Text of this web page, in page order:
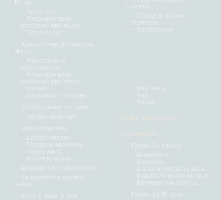
Мъже
Простата
Репродуктивни
проблеми при мъже
Потентност
Хранителни Добавки за
Жени
Менопауза и
Остеопороза
Репродуктивни
проблеми при жени
система
Сърце & Кръвно
налягане
Холестерол
Анемия
Кръвоносни съдове
Отделителна система
Здрави бъбреци
Храносмилане
Храносмилане
Газове и Киселини
Черен дроб
Жлъчен мехур
Добавки за стави и кости
За нормална кръвна
захар
Коса & Кожа & Очи
Фен зона
Чай
Храни
Грижа За Косата
Шампоани
Балсами
Маски и масла за коса
Индийски билки на прах
Билкови бои за коса
Грижа За Лицето